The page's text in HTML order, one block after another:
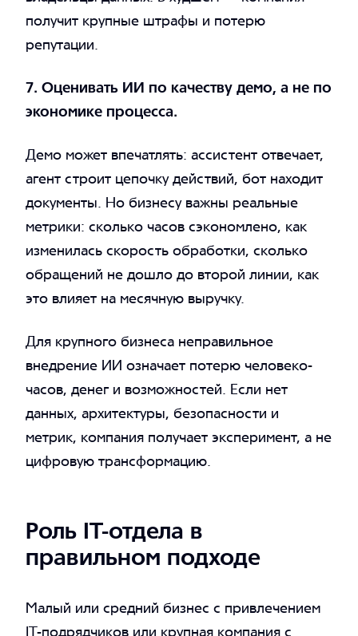
получит крупные штрафы и потерю
репутации.
7. Оценивать ИИ по качеству демо, а не по
экономике процесса.
Демо может впечатлять: ассистент отвечает,
агент строит цепочку действий, бот находит
документы. Но бизнесу важны реальные
метрики: сколько часов сэкономлено, как
изменилась скорость обработки, сколько
обращений не дошло до второй линии, как
это влияет на месячную выручку.
Для крупного бизнеса неправильное
внедрение ИИ означает потерю человеко-
часов, денег и возможностей. Если нет
данных, архитектуры, безопасности и
метрик, компания получает эксперимент, а не
цифровую трансформацию.
Роль IT-отдела в
правильном подходе
Малый или средний бизнес с привлечением
IT-подрядчиков или крупная компания с